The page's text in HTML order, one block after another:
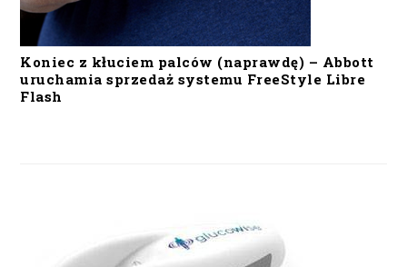
Koniec z kłuciem palców (naprawdę) – Abbott
uruchamia sprzedaż systemu FreeStyle Libre
Flash